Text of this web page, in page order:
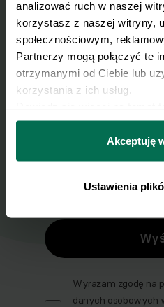
analizować ruch w naszej
korzystasz z naszej witryny,
społecznościowym,
Partnerzy mogą połączyć te
otrzymanymi od Ciebie lub
korzystania z ich usług.
można się z nami
przetwarzamy dane osobowe
prywatności.
Akceptuję
Ustawienia
Wyślij
Nasze najlepsze
Email
Wyrażam zgodę na
danych osobowych